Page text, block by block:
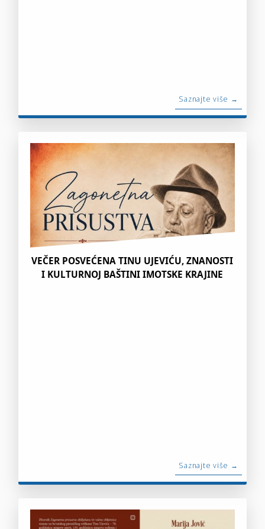
Saznajte više →
VEČER POSVEĆENA TINU UJEVIĆU, ZNANOSTI
I KULTURNOJ BAŠTINI IMOTSKE KRAJINE
Saznajte više →